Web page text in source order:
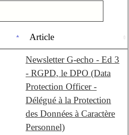
Article
Newsletter G-echo - Ed 3
- RGPD, le DPO (Data
Protection Officer -
Délégué à la Protection
des Données à Caractère
Personnel)